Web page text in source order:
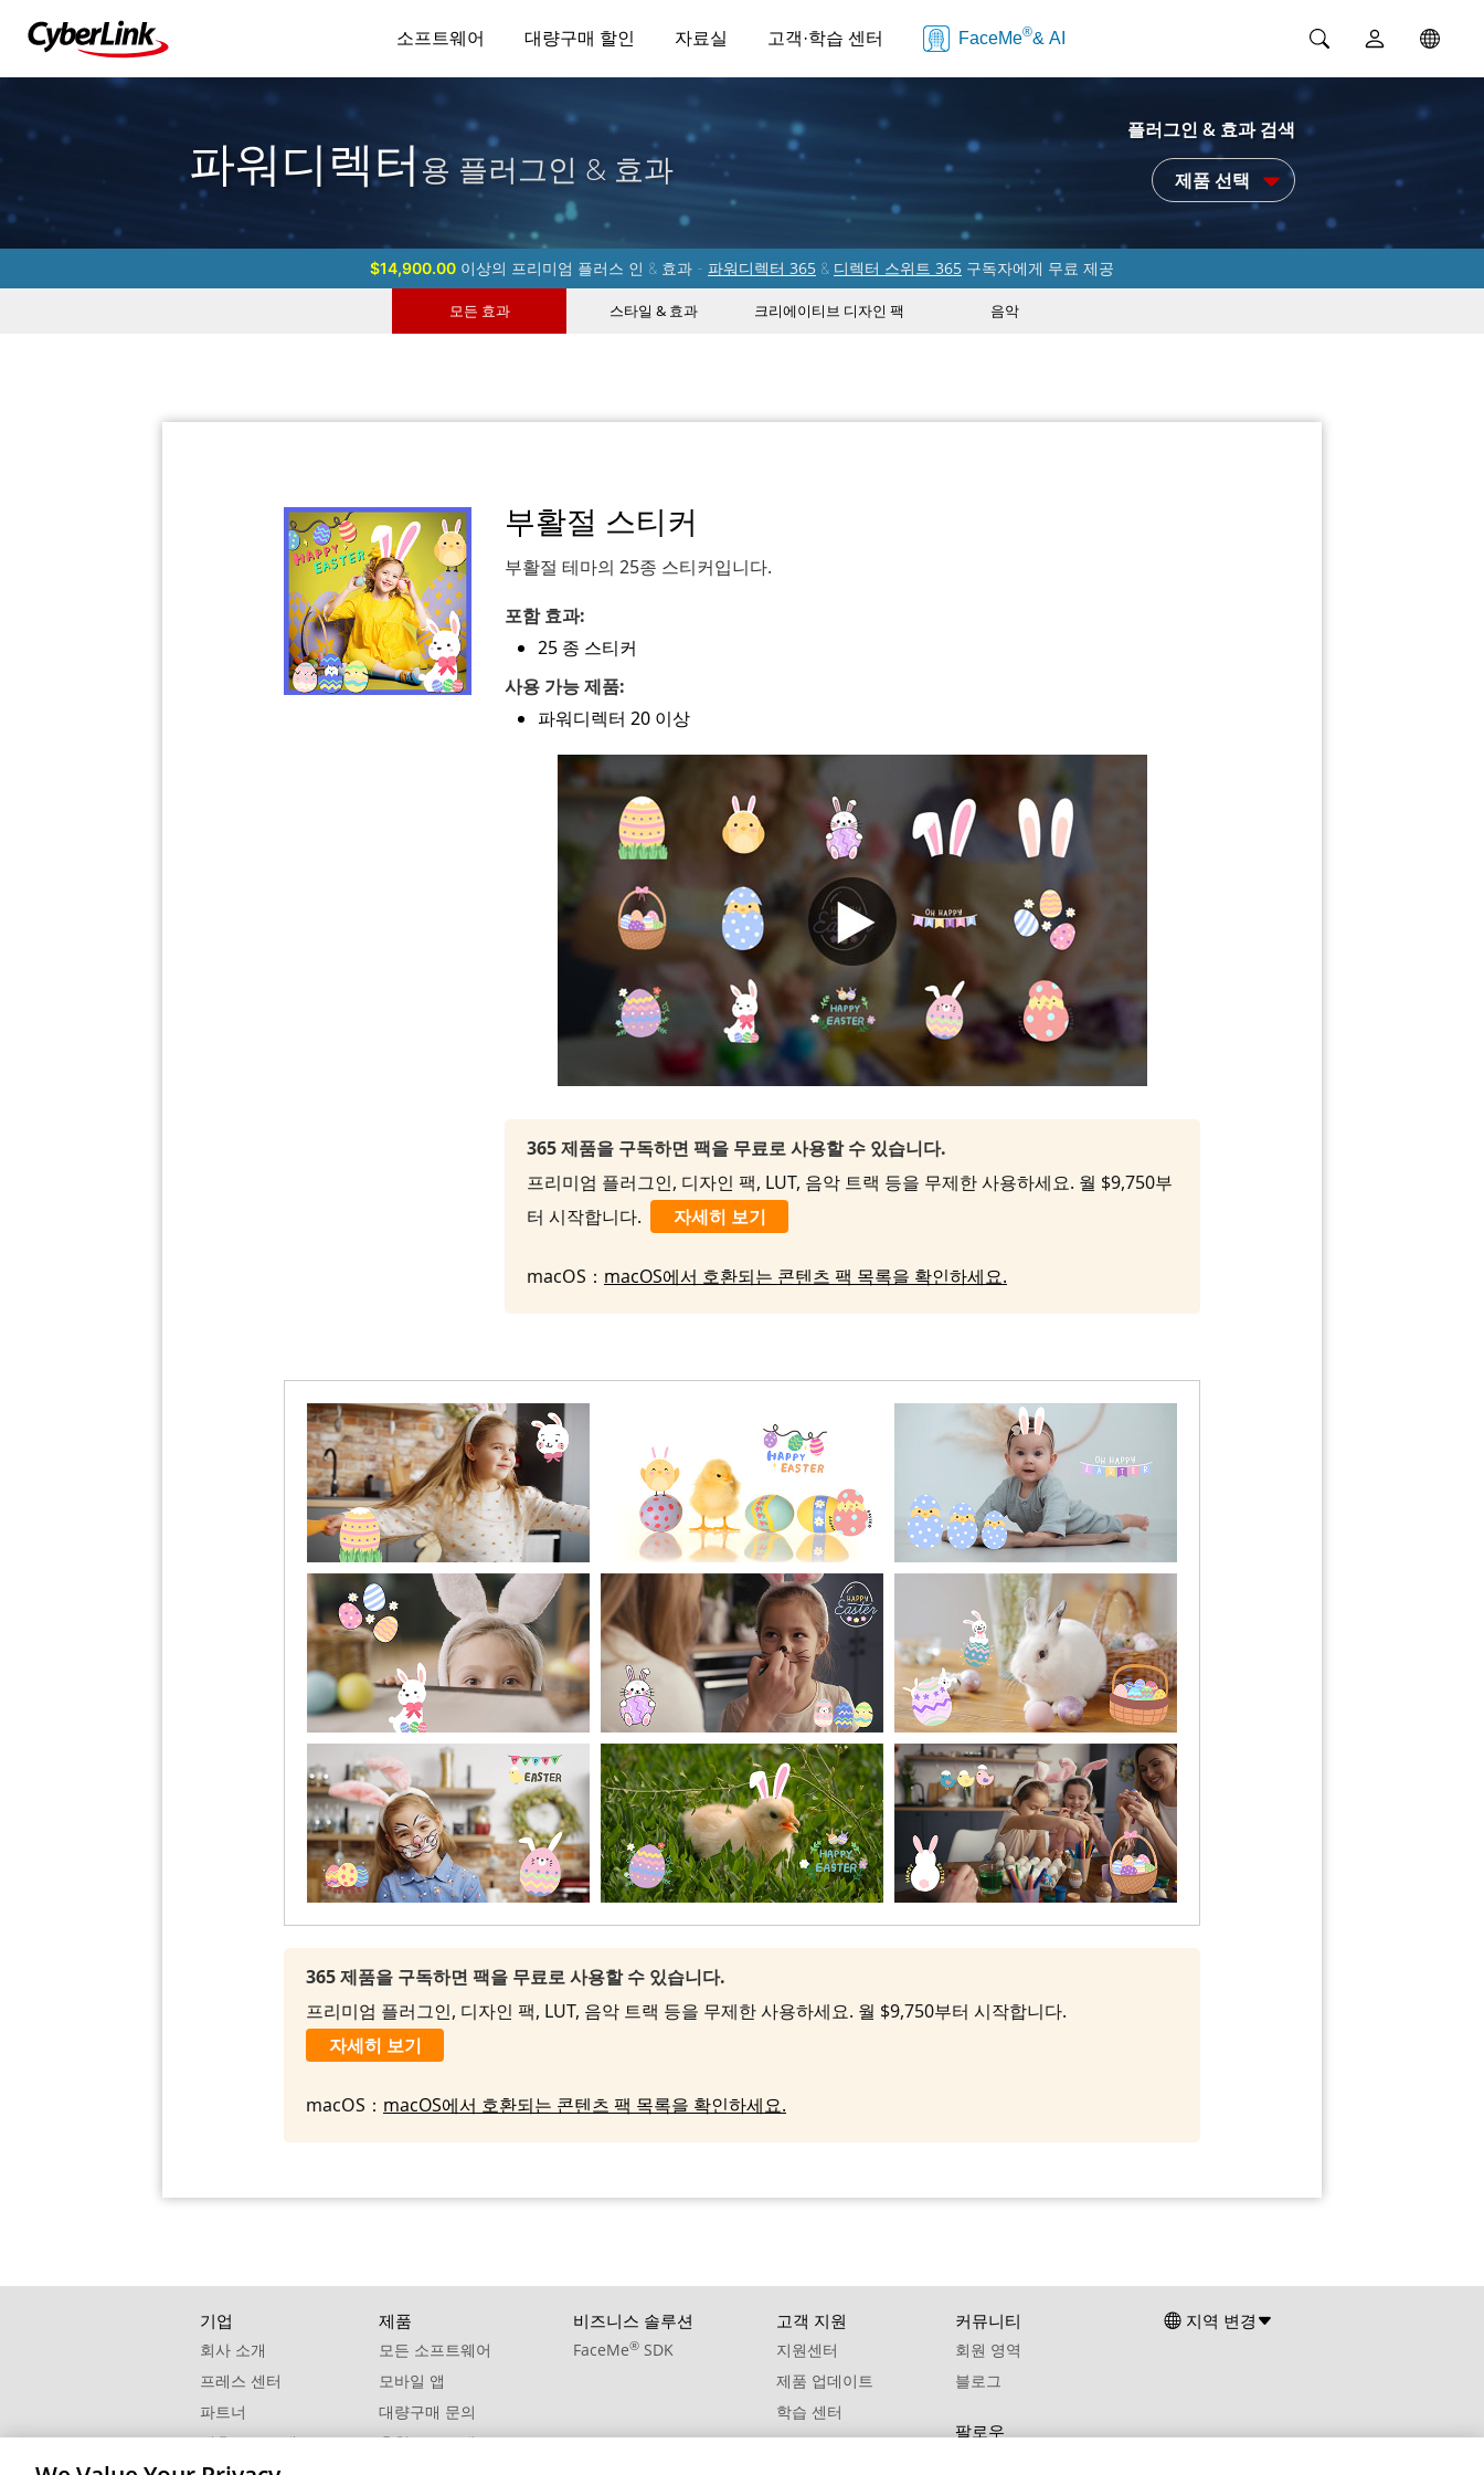
소프트웨어 대량구매 할인 자료실 고객·학습 센터 FaceMe®& AI
파워디렉터용 플러그인 & 효과
플러그인 & 효과 검색
제품 선택
$14,900.00 이상의 프리미엄 플러스 인 & 효과 - 파워디렉터 365 & 디렉터 스위트 365 구독자에게 무료 제공
모든 효과 스타일 & 효과 크리에이티브 디자인 팩 음악
부활절 스티커
부활절 테마의 25종 스티커입니다.
포함 효과:
25 종 스티커
사용 가능 제품:
파워디렉터 20 이상
365 제품을 구독하면 팩을 무료로 사용할 수 있습니다.
프리미엄 플러그인, 디자인 팩, LUT, 음악 트랙 등을 무제한 사용하세요. 월 $9,750부
터 시작합니다.
자세히 보기
macOS： macOS에서 호환되는 콘텐츠 팩 목록을 확인하세요.
365 제품을 구독하면 팩을 무료로 사용할 수 있습니다.
프리미엄 플러그인, 디자인 팩, LUT, 음악 트랙 등을 무제한 사용하세요. 월 $9,750부터 시작합니다.
자세히 보기
macOS： macOS에서 호환되는 콘텐츠 팩 목록을 확인하세요.
기업
회사 소개
프레스 센터
파트너
제휴 프로그램
제품
모든 소프트웨어
모바일 앱
대량구매 문의
추천 프로그램
비즈니스 솔루션
FaceMe® SDK
고객 지원
지원센터
제품 업데이트
학습 센터
커뮤니티
회원 영역
블로그
팔로우
지역 변경